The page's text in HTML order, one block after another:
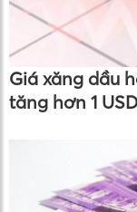
Giá xăng dầu
tăng hơn 1